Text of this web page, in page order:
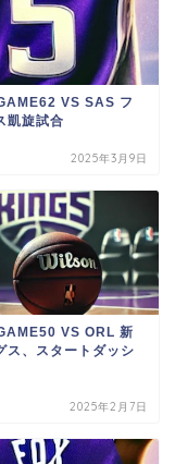
VS SAS フ
凱旋試合
2025年3月9日
VS ORL 新
ス、スタートダッシ
2025年2月7日